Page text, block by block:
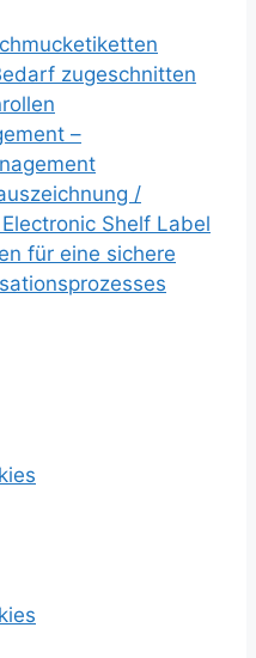
zugeschnitten
–
/
Shelf Label
für eine sichere